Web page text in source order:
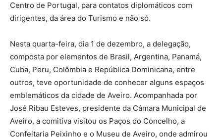
Centro de Portugal, para contatos diplomáticos com
dirigentes, da área do Turismo e não só.
Nesta quarta-feira, dia 1 de dezembro, a delegação,
composta por elementos de Brasil, Argentina, Panamá,
Cuba, Peru, Colômbia e República Dominicana, entre
outros, teve oportunidade de conhecer alguns espaços
emblemáticos da cidade de Aveiro. Acompanhada por
José Ribau Esteves, presidente da Câmara Municipal de
Aveiro, a comitiva visitou os Paços do Concelho, a
Confeitaria Peixinho e o Museu de Aveiro, onde admirou